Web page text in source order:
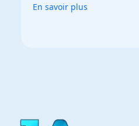
En savoir plus